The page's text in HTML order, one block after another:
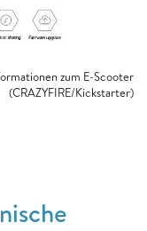
zum E-Scooter
(CRAZYFIRE/Kickstarter)